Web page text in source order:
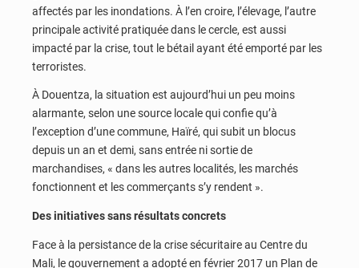
affectés par les inondations. À l’en croire, l’élevage, l’autre
principale activité pratiquée dans le cercle, est aussi
impacté par la crise, tout le bétail ayant été emporté par les
terroristes.
À Douentza, la situation est aujourd’hui un peu moins
alarmante, selon une source locale qui confie qu’à
l’exception d’une commune, Haïré, qui subit un blocus
depuis un an et demi, sans entrée ni sortie de
marchandises, « dans les autres localités, les marchés
fonctionnent et les commerçants s’y rendent ».
Des initiatives sans résultats concrets
Face à la persistance de la crise sécuritaire au Centre du
Mali, le gouvernement a adopté en février 2017 un Plan de